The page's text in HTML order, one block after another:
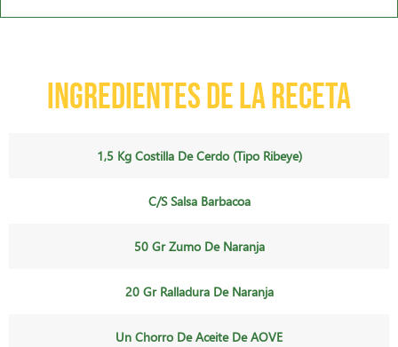
Ingredientes de la receta
1,5 Kg Costilla De Cerdo (tipo Ribeye)
C/s Salsa Barbacoa
50 Gr Zumo De Naranja
20 Gr Ralladura De Naranja
Un Chorro De Aceite De AOVE